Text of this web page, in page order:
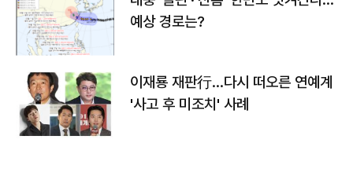
예상 경로는?
이재룡 재판行…다시 떠오른 연예계
'사고 후 미조치' 사례